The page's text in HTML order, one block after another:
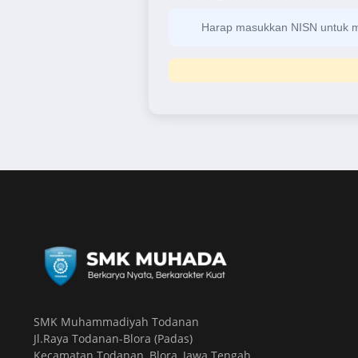
Harap masukkan NISN untuk
SMK Muhammadiyah Todanan
Jl.Raya Todanan-Blora (Padas)
Kecamatan Todanan, Blora, Jawa Tengah.